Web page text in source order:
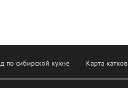
по сибирской кухне Карта катков